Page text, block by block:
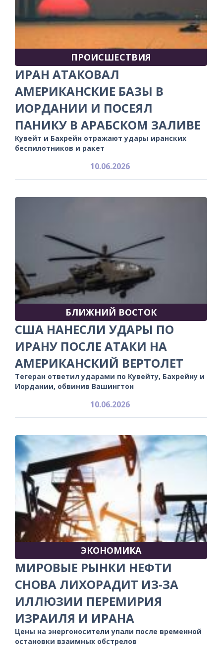
ПРОИСШЕСТВИЯ
ИРАН АТАКОВАЛ
АМЕРИКАНСКИЕ БАЗЫ В
ИОРДАНИИ И ПОСЕЯЛ
ПАНИКУ В АРАБСКОМ ЗАЛИВЕ
Кувейт и Бахрейн отражают удары иранских
беспилотников и ракет
10.06.2026
БЛИЖНИЙ ВОСТОК
США НАНЕСЛИ УДАРЫ ПО
ИРАНУ ПОСЛЕ АТАКИ НА
АМЕРИКАНСКИЙ ВЕРТОЛЕТ
Тегеран ответил ударами по Кувейту, Бахрейну и
Иордании, обвинив Вашингтон
10.06.2026
ЭКОНОМИКА
МИРОВЫЕ РЫНКИ НЕФТИ
СНОВА ЛИХОРАДИТ ИЗ-ЗА
ИЛЛЮЗИИ ПЕРЕМИРИЯ
ИЗРАИЛЯ И ИРАНА
Цены на энергоносители упали после временной
остановки взаимных обстрелов